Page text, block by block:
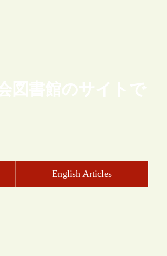
図書館のサイトで
English Articles